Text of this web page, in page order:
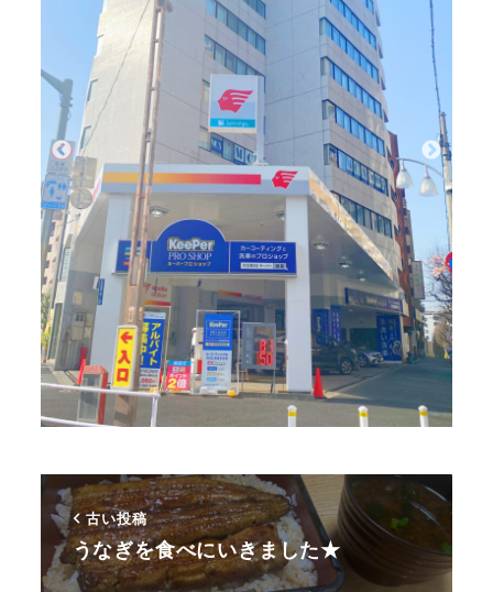
古い投稿
うなぎを食べにいきました★